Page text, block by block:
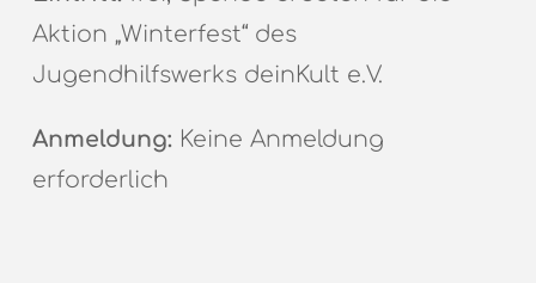
Aktion „Winterfest“ des
Jugendhilfswerks deinKult e.V.
Anmeldung: Keine Anmeldung
erforderlich